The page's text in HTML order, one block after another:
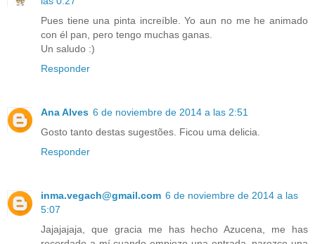
Pues tiene una pinta increíble. Yo aun no me he animado
con él pan, pero tengo muchas ganas.
Un saludo :)
Responder
Ana Alves 6 de noviembre de 2014 a las 2:51
Gosto tanto destas sugestões. Ficou uma delicia.
Responder
inma.vegach@gmail.com 6 de noviembre de 2014 a las
5:07
Jajajajaja, que gracia me has hecho Azucena, me has